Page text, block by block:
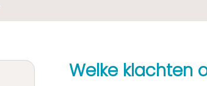
Welke klachten